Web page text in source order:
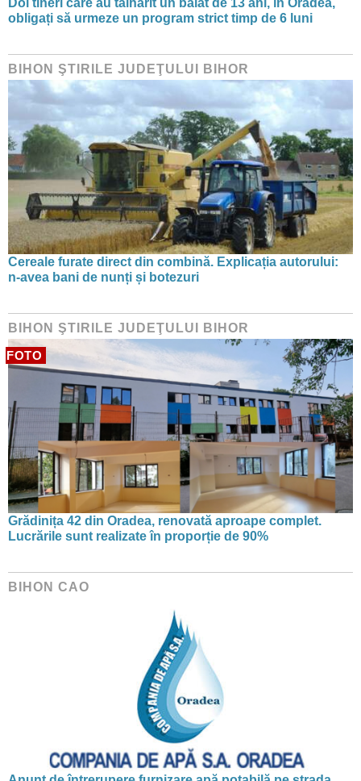
obligați să urmeze un program strict timp de 6 luni
BIHON ŞTIRILE JUDEŢULUI BIHOR
Cereale furate direct din combină. Explicația autorului:
n-avea bani de nunți și botezuri
BIHON ŞTIRILE JUDEŢULUI BIHOR
FOTO
Grădinița 42 din Oradea, renovată aproape complet.
Lucrările sunt realizate în proporție de 90%
BIHON CAO